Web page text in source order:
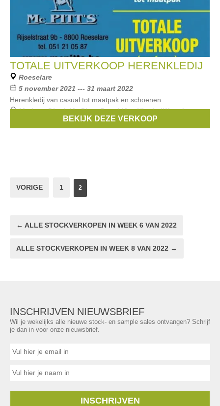
TOTALE UITVERKOOP HERENKLEDIJ
Roeselare
5 november 2021 --- 31 maart 2022
Herenkledij van casual tot maatpak en schoenen
Merken:Digel,Mc Pitts,Royal Mer,Hinchcliff and sons,
BEKIJK DEZE VERKOOP
VORIGE 1 2
← ALLE STOCKVERKOPEN IN WEEK 6 VAN 2022
ALLE STOCKVERKOPEN IN WEEK 8 VAN 2022 →
INSCHRIJVEN NIEUWSBRIEF
Wil je wekelijks alle nieuwe stock- en sample sales ontvangen? Schrijf
je dan in voor onze nieuwsbrief.
INSCHRIJVEN